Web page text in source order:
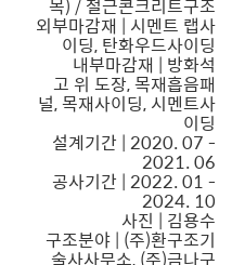
목) / 철근콘크리트구조
외부마감재 | 시멘트 랩사
이딩, 탄화우드사이딩
내부마감재 | 방화석
고 위 도장, 목재흡음패
널, 목재사이딩, 시멘트사
이딩
설계기간 | 2020. 07 -
2021. 06
공사기간 | 2022. 01 -
2024. 10
사진 | 김용수
구조분야 | (주)환구조기
술사사무소, (주)금나구